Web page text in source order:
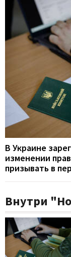
В Украине
изменении
призывать в
Внутри